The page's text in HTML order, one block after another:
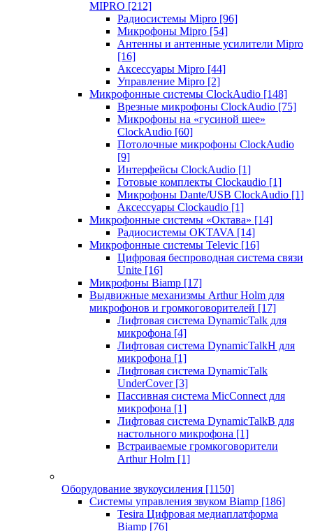
MIPRO [212]
Радиосистемы Mipro [96]
Микрофоны Mipro [54]
Антенны и антенные усилители Mipro
[16]
Аксессуары Mipro [44]
Управление Mipro [2]
Микрофонные системы ClockAudio [148]
Врезные микрофоны ClockAudio [75]
Микрофоны на «гусиной шее»
ClockAudio [60]
Потолочные микрофоны ClockAudio
[9]
Интерфейсы ClockAudio [1]
Готовые комплекты Clockaudio [1]
Микрофоны Dante/USB ClockAudio [1]
Аксессуары Clockaudio [1]
Микрофонные системы «Октава» [14]
Радиосистемы OKTAVA [14]
Микрофонные системы Televic [16]
Цифровая беспроводная система связи
Unite [16]
Микрофоны Biamp [17]
Выдвижные механизмы Arthur Holm для
микрофонов и громкоговорителей [17]
Лифтовая система DynamicTalk для
микрофона [4]
Лифтовая система DynamicTalkH для
микрофона [1]
Лифтовая система DynamicTalk
UnderCover [3]
Пассивная система MicConnect для
микрофона [1]
Лифтовая система DynamicTalkB для
настольного микрофона [1]
Встраиваемые громкоговорители
Arthur Holm [1]
Оборудование звукоусиления [1150]
Системы управления звуком Biamp [186]
Tesira Цифровая медиаплатформа
Biamp [76]